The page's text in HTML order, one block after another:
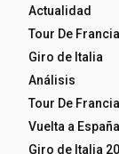
Actualidad
Tour De Francia
Giro de Italia
Análisis
Tour De
Vuelta a España
Giro de Italia